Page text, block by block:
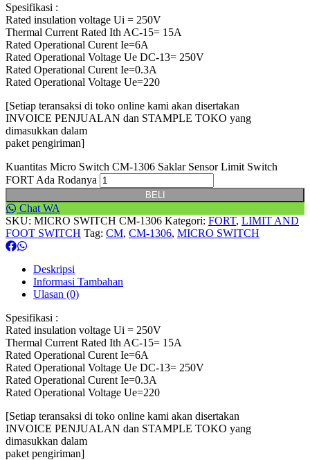
Spesifikasi :
Rated insulation voltage Ui = 250V
Thermal Current Rated Ith AC-15= 15A
Rated Operational Curent Ie=6A
Rated Operational Voltage Ue DC-13= 250V
Rated Operational Curent Ie=0.3A
Rated Operational Voltage Ue=220
[Setiap teransaksi di toko online kami akan disertakan
INVOICE PENJUALAN dan STAMPLE TOKO yang
dimasukkan dalam
paket pengiriman]
Kuantitas Micro Switch CM-1306 Saklar Sensor Limit Switch
FORT Ada Rodanya
BELI
Chat WA
SKU: MICRO SWITCH CM-1306 Kategori: FORT, LIMIT AND
FOOT SWITCH Tag: CM, CM-1306, MICRO SWITCH
Deskripsi
Informasi Tambahan
Ulasan (0)
Spesifikasi :
Rated insulation voltage Ui = 250V
Thermal Current Rated Ith AC-15= 15A
Rated Operational Curent Ie=6A
Rated Operational Voltage Ue DC-13= 250V
Rated Operational Curent Ie=0.3A
Rated Operational Voltage Ue=220
[Setiap teransaksi di toko online kami akan disertakan
INVOICE PENJUALAN dan STAMPLE TOKO yang
dimasukkan dalam
paket pengiriman]